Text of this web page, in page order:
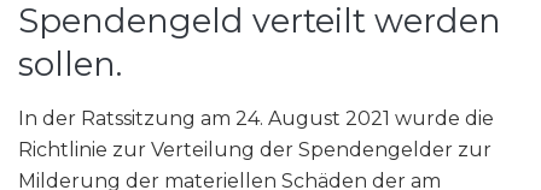
Spendengeld verteilt werden
sollen.
In der Ratssitzung am 24. August 2021 wurde die
Richtlinie zur Verteilung der Spendengelder zur
Milderung der materiellen Schäden der am